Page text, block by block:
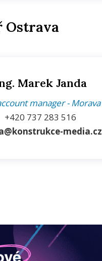
Ostrava
Marek Janda
manager - Morava
+420 737 283 516
media.cz